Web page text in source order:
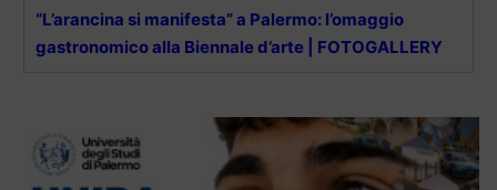
“L’arancina si manifesta” a Palermo: l’omaggio
gastronomico alla Biennale d’arte | FOTOGALLERY